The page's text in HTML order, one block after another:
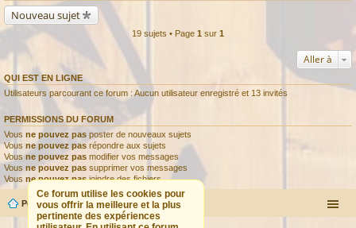
Nouveau sujet
19 sujets • Page 1 sur 1
Aller à
QUI EST EN LIGNE
Utilisateurs parcourant ce forum : Aucun utilisateur enregistré et 13 invités
PERMISSIONS DU FORUM
Vous ne pouvez pas poster de nouveaux sujets
Vous ne pouvez pas répondre aux sujets
Vous ne pouvez pas modifier vos messages
Vous ne pouvez pas supprimer vos messages
Vous ne pouvez pasjoindre des fichiers
Ce forum utilise les cookies pour
vous offrir la meilleure et la plus
pertinente des expériences
Portail Forum